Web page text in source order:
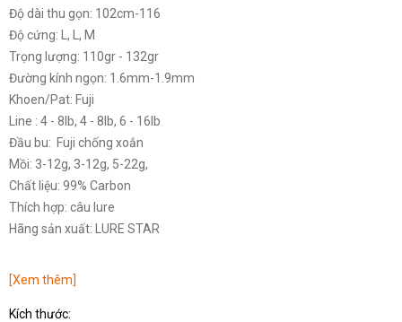
Độ dài thu gọn: 102cm-116
Độ cứng: L, L, M
Trọng lượng: 110gr - 132gr
Đường kính ngọn: 1.6mm-1.9mm
Khoen/Pat: Fuji
Line : 4 - 8lb, 4 - 8lb, 6 - 16lb
Đầu bu: Fuji chống xoắn
Mồi: 3-12g, 3-12g, 5-22g,
Chất liệu: 99% Carbon
Thích hợp: câu lure
Hãng sản xuất: LURE STAR
[Xem thêm]
Kích thước: